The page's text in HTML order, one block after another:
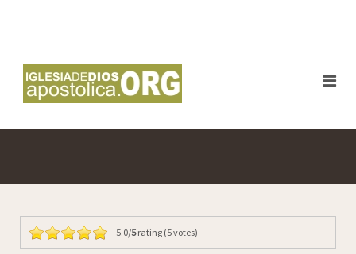
5.0/5rating (5 votes)